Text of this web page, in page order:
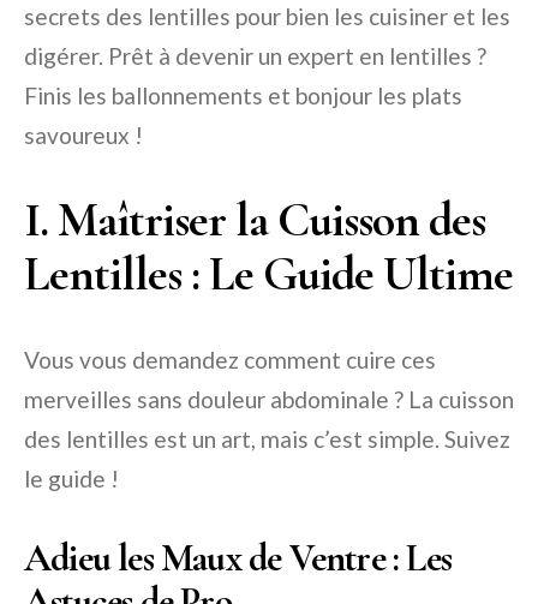
secrets des lentilles pour bien les cuisiner et les
digérer. Prêt à devenir un expert en lentilles ?
Finis les ballonnements et bonjour les plats
savoureux !
I. Maîtriser la Cuisson des
Lentilles : Le Guide Ultime
Vous vous demandez comment cuire ces
merveilles sans douleur abdominale ? La cuisson
des lentilles est un art, mais c’est simple. Suivez
le guide !
Adieu les Maux de Ventre : Les